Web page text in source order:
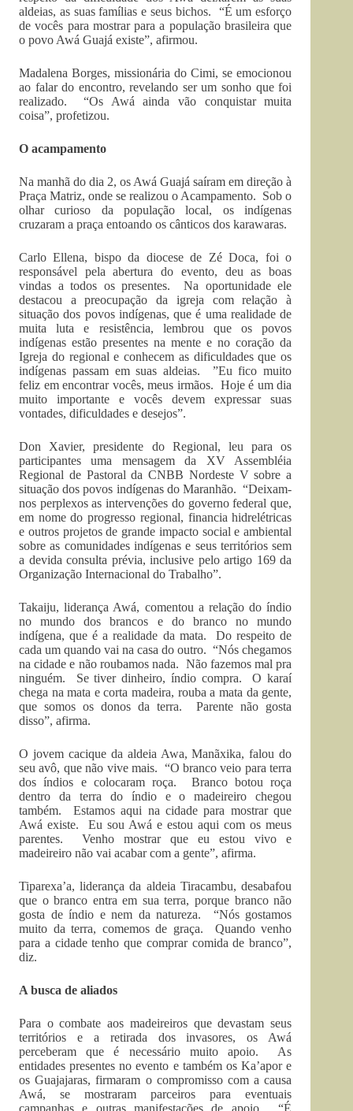
aldeias, as suas famílias e seus bichos. “É um esforço
de vocês para mostrar para a população brasileira que
o povo Awá Guajá existe”, afirmou.
Madalena Borges, missionária do Cimi, se emocionou
ao falar do encontro, revelando ser um sonho que foi
realizado. “Os Awá ainda vão conquistar muita
coisa”, profetizou.
O acampamento
Na manhã do dia 2, os Awá Guajá saíram em direção à
Praça Matriz, onde se realizou o Acampamento. Sob o
olhar curioso da população local, os indígenas
cruzaram a praça entoando os cânticos dos karawaras.
Carlo Ellena, bispo da diocese de Zé Doca, foi o
responsável pela abertura do evento, deu as boas
vindas a todos os presentes. Na oportunidade ele
destacou a preocupação da igreja com relação à
situação dos povos indígenas, que é uma realidade de
muita luta e resistência, lembrou que os povos
indígenas estão presentes na mente e no coração da
Igreja do regional e conhecem as dificuldades que os
indígenas passam em suas aldeias. ”Eu fico muito
feliz em encontrar vocês, meus irmãos. Hoje é um dia
muito importante e vocês devem expressar suas
vontades, dificuldades e desejos”.
Don Xavier, presidente do Regional, leu para os
participantes uma mensagem da XV Assembléia
Regional de Pastoral da CNBB Nordeste V sobre a
situação dos povos indígenas do Maranhão. “Deixam-
nos perplexos as intervenções do governo federal que,
em nome do progresso regional, financia hidrelétricas
e outros projetos de grande impacto social e ambiental
sobre as comunidades indígenas e seus territórios sem
a devida consulta prévia, inclusive pelo artigo 169 da
Organização Internacional do Trabalho”.
Takaiju, liderança Awá, comentou a relação do índio
no mundo dos brancos e do branco no mundo
indígena, que é a realidade da mata. Do respeito de
cada um quando vai na casa do outro. “Nós chegamos
na cidade e não roubamos nada. Não fazemos mal pra
ninguém. Se tiver dinheiro, índio compra. O karaí
chega na mata e corta madeira, rouba a mata da gente,
que somos os donos da terra. Parente não gosta
disso”, afirma.
O jovem cacique da aldeia Awa, Manãxika, falou do
seu avô, que não vive mais. “O branco veio para terra
dos índios e colocaram roça. Branco botou roça
dentro da terra do índio e o madeireiro chegou
também. Estamos aqui na cidade para mostrar que
Awá existe. Eu sou Awá e estou aqui com os meus
parentes. Venho mostrar que eu estou vivo e
madeireiro não vai acabar com a gente”, afirma.
Tiparexa’a, liderança da aldeia Tiracambu, desabafou
que o branco entra em sua terra, porque branco não
gosta de índio e nem da natureza. “Nós gostamos
muito da terra, comemos de graça. Quando venho
para a cidade tenho que comprar comida de branco”,
diz.
A busca de aliados
Para o combate aos madeireiros que devastam seus
territórios e a retirada dos invasores, os Awá
perceberam que é necessário muito apoio. As
entidades presentes no evento e também os Ka’apor e
os Guajajaras, firmaram o compromisso com a causa
Awá, se mostraram parceiros para eventuais
campanhas e outras manifestações de apoio. “É